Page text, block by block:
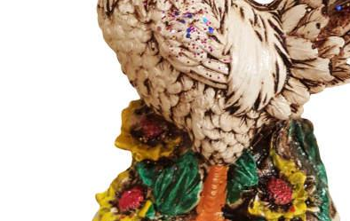
6 سال قبل